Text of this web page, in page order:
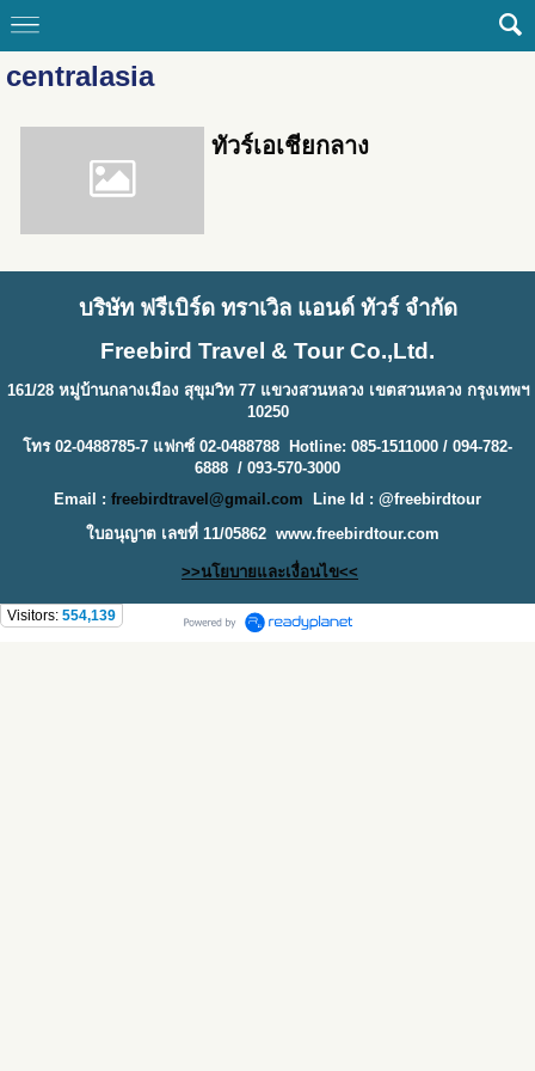
centralasia
ทัวร์เอเชียกลาง
บริษัท ฟรีเบิร์ด ทราเวิล แอนด์ ทัวร์ จำกัด
Freebird Travel & Tour Co.,Ltd.
161/28 หมู่บ้านกลางเมือง สุขุมวิท 77 แขวงสวนหลวง เขตสวนหลวง กรุงเทพฯ
10250
โทร 02-0488785-7 แฟกซ์ 02-0488788 Hotline: 085-1511000 / 094-782-
6888 / 093-570-3000
Email : freebirdtravel@gmail.com
Line Id : @freebirdtour
ใบอนุญาต เลขที่ 11/05862 www.freebirdtour.com
>>นโยบายและเงื่อนไข<<
Visitors: 554,139